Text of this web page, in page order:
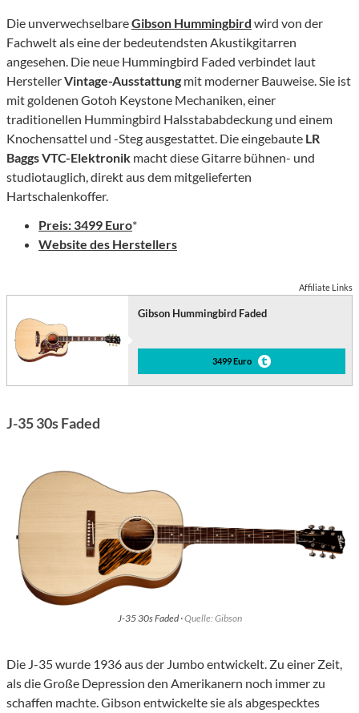
Die unverwechselbareGibson Hummingbird wird von der
Fachwelt als eine der bedeutendsten Akustikgitarren
angesehen. Die neue Hummingbird Faded verbindet laut
HerstellerVintage-Ausstattung mit moderner Bauweise. Sie ist
mit goldenen Gotoh Keystone Mechaniken, einer
traditionellen Hummingbird Halsstababdeckung und einem
Knochensattel und -Steg ausgestattet. Die eingebaute LR
Baggs VTC-Elektronik macht diese Gitarre bühnen- und
studiotauglich, direkt aus dem mitgelieferten
Hartschalenkoffer.
Preis: 3499 Euro*
Website des Herstellers
Affiliate Links
Gibson Hummingbird Faded
3499 Euro
J-35 30s Faded
J-35 30s Faded ·Quelle: Gibson
Die J-35 wurde 1936 aus der Jumbo entwickelt. Zu einer Zeit,
als die Große Depression den Amerikanern noch immer zu
schaffen machte. Gibson entwickelte sie als abgespecktes